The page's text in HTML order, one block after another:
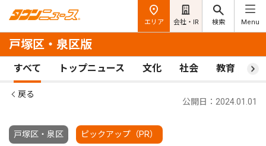
エリア 会社・IR 検索 Menu
戸塚区・泉区版
すべて トップニュース 文化 社会 教育 ス
戻る
戸塚区・泉区 ピックアップ（PR）
公開日：2024.01.01